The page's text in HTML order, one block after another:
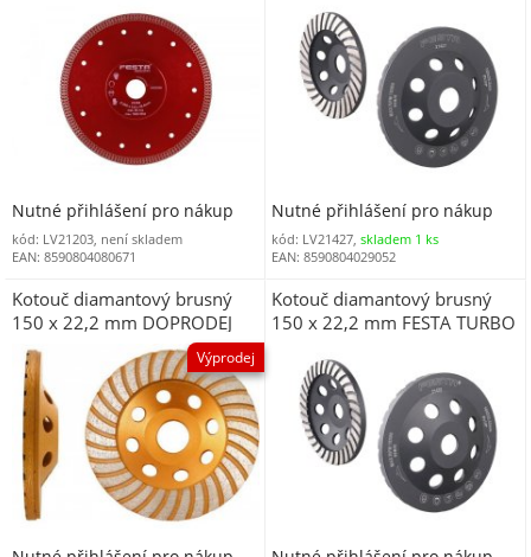
Nutné přihlášení pro nákup
kód: LV21203, není skladem
EAN: 8590804080671
Nutné přihlášení pro nákup
kód: LV21427,skladem 1 ks
EAN: 8590804029052
Kotouč diamantový brusný
150 x 22,2 mm DOPRODEJ
Výprodej
Kotouč diamantový brusný
150 x 22,2 mm FESTA TURBO